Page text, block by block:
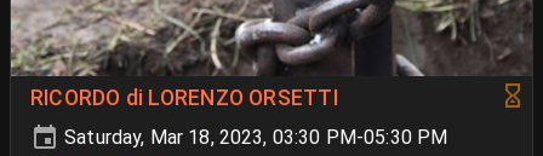
RICORDO di LORENZO ORSETTI
Saturday, Mar 18, 2023, 03:30 PM-05:30 PM